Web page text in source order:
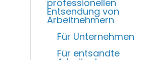
professionellen
Entsendung von
Arbeitnehmern
Für Unternehmen
Für entsandte